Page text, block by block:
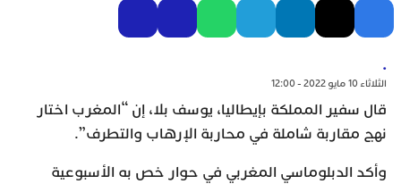
.
الثلاثاء 10 مايو 2022 - 12:00
قال سفير المملكة بإيطاليا، يوسف بلا، إن “المغرب اختار
نهج مقاربة شاملة في محاربة الإرهاب والتطرف”.
وأكد الدبلوماسي المغربي في حوار خص به الأسبوعية